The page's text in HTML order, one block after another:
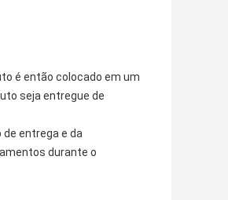
é então colocado em um
seja entregue de
entrega e da
durante o